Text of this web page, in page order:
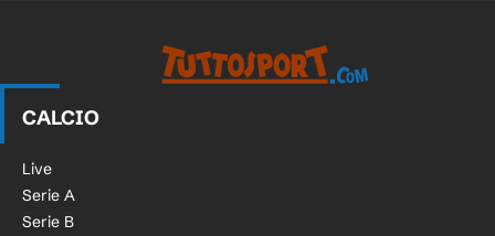
CALCIO
Live
Serie A
Serie B